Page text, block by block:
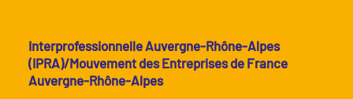
Interprofessionnelle Auvergne-Rhône-Alpes
(IPRA)/Mouvement des Entreprises de France
Auvergne-Rhône-Alpes